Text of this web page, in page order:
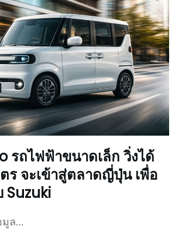
รถไฟฟ้าขนาดเล็ก วิ่งได้
ร จะเข้าสู่ตลาดญี่ปุ่น เพื่อ
Suzuki
มูล…